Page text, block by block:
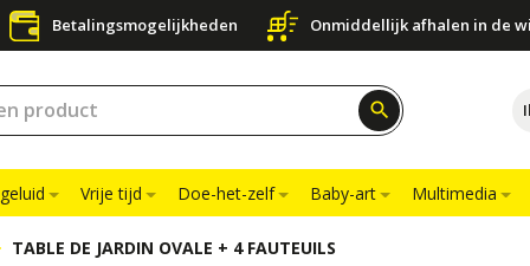
Betalingsmogelijkheden Onmiddellijk afhalen in de
search
Vrije tijd Doe-het-zelf Baby-art Multimedia
TABLE DE JARDIN OVALE + 4 FAUTEUILS